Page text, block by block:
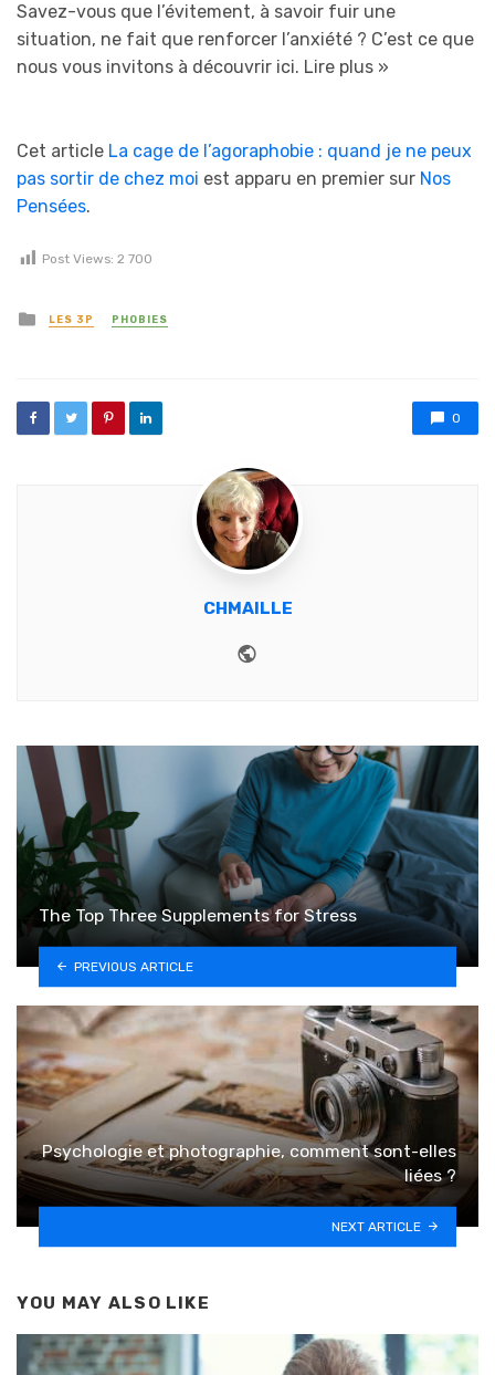
Savez-vous que l’évitement, à savoir fuir une
situation, ne fait que renforcer l’anxiété ? C’est ce que
nous vous invitons à découvrir ici. Lire plus »
Cet article La cage de l’agoraphobie : quand je ne peux
pas sortir de chez moi est apparu en premier sur Nos
Pensées.
Post Views: 2 700
Posted in
LES 3P PHOBIES
0
CHMAILLE
The Top Three Supplements for Stress
PREVIOUS ARTICLE
Psychologie et photographie, comment sont-elles
liées ?
NEXT ARTICLE
YOU MAY ALSO LIKE